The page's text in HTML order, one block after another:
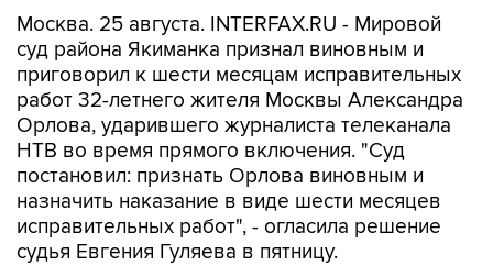
Москва. 25 августа. INTERFAX.RU - Мировой
суд района Якиманка признал виновным и
приговорил к шести месяцам исправительных
работ 32-летнего жителя Москвы Александра
Орлова, ударившего журналиста телеканала
НТВ во время прямого включения. "Суд
постановил: признать Орлова виновным и
назначить наказание в виде шести месяцев
исправительных работ", - огласила решение
судья Евгения Гуляева в пятницу.